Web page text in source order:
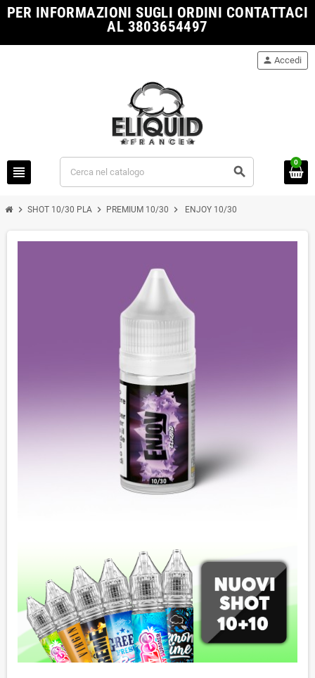
PER INFORMAZIONI SUGLI ORDINI CONTATTACI
AL 3803654497
view_headline search
person Accedi
0
chevron_right SHOT 10/30 PLA chevron_right PREMIUM 10/30 chevron_right ENJOY 10/30